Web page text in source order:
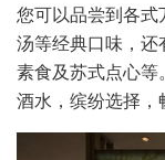
您可以品尝到各
汤等经典口味，
素食及苏式点心
酒水，缤纷选择，